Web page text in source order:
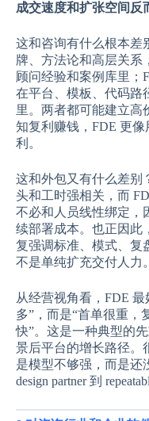
成交速度和扩张空间反
这和咨询有什么根本差
牌、方法论和高层关系
顾问经验和案例库里；
在平台、模板、代码路
里。两者都可能建立高
知复利赚钱，FDE 更
利。
这和外包又有什么差别
头和工时强相关，而
不必和人员线性绑定，
续部署成本。也正因此
复强调标准、模式、复
不是单纯扩充交付人力。
从经营视角看，FDE
多”，而是“首单很重，
快”。这是一种典型的
景后平台的增长路径。
是模型不够强，而是还
design partner 到